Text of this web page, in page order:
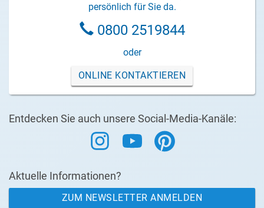
persönlich für Sie da.
0800 2519844
oder
ONLINE KONTAKTIEREN
Entdecken Sie auch unsere Social-Media-Kanäle:
Aktuelle Informationen?
ZUM NEWSLETTER ANMELDEN